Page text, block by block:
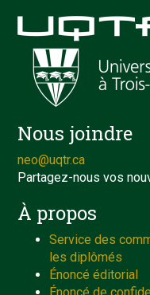
Nous joindre
neo@uqtr.ca
Partagez-nous vos
À propos
Service des
les diplômés
Énoncé éditorial